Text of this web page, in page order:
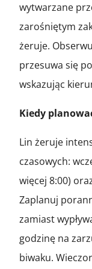
wytwarzane
zarośniętym
żeruje.
przesuwa się
wskazując
Kiedy
Lin żeruje
czasowych:
więcej 8:00)
Zaplanuj
zamiast
godzinę na
biwaku.